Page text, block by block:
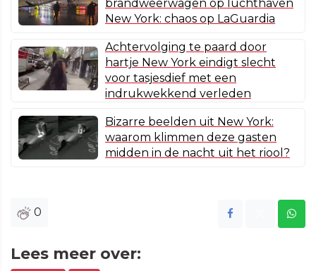
brandweerwagen op luchthaven
New York: chaos op LaGuardia
Achtervolging te paard door
hartje New York eindigt slecht
voor tasjesdief met een
indrukwekkend verleden
Bizarre beelden uit New York:
waarom klimmen deze gasten
midden in de nacht uit het riool?
0
Lees meer over: